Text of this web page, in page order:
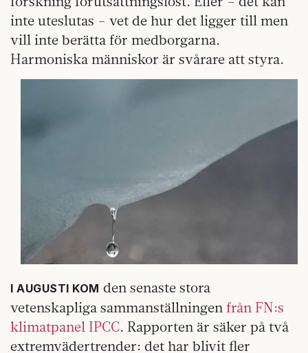
inte uteslutas – vet de hur det ligger till men
vill inte berätta för medborgarna.
Harmoniska människor är svårare att styra.
I AUGUSTI KOM den senaste stora
vetenskapliga sammanställningenfrån FN:s
klimatpanel IPCC. Rapporten är säker på två
extremvädertrender: det har blivit fler